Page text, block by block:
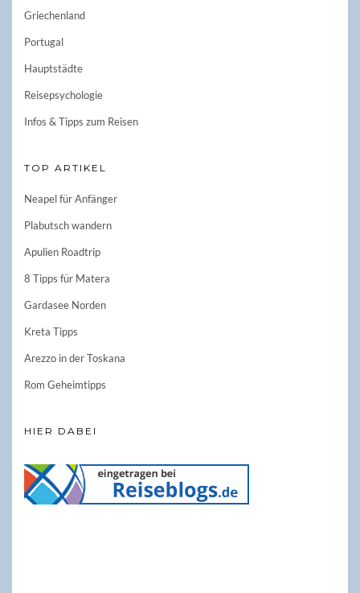
Griechenland
Portugal
Hauptstädte
Reisepsychologie
Infos & Tipps zum Reisen
TOP ARTIKEL
Neapel für Anfänger
Plabutsch wandern
Apulien Roadtrip
8 Tipps für Matera
Gardasee Norden
Kreta Tipps
Arezzo in der Toskana
Rom Geheimtipps
HIER DABEI